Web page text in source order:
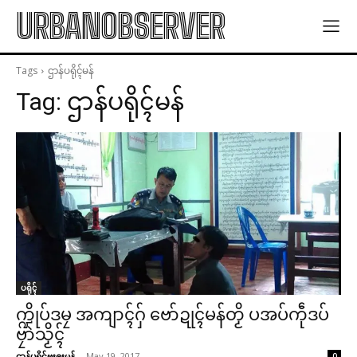
URBANOBSERVER
Tags ဌာန်ပရိုၚ်မန်
Tag: ဌာန်ပရိုၚ်မန်
ပရိုၚ်
က္ဍိုပ်ဒမၠ အကျာၚ်ဂှ် ဗော်ဍုၚ်မန်တၟိ ပအပ်ကဵုဒပ်
ဗၠာဲသၟိၚ်